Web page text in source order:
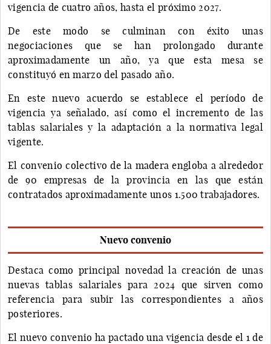
vigencia de cuatro años, hasta el próximo 2027.
De este modo se culminan con éxito unas
negociaciones que se han prolongado durante
aproximadamente un año, ya que esta mesa se
constituyó en marzo del pasado año.
En este nuevo acuerdo se establece el período de
vigencia ya señalado, así como el incremento de las
tablas salariales y la adaptación a la normativa legal
vigente.
El convenio colectivo de la madera engloba a alrededor
de 90 empresas de la provincia en las que están
contratados aproximadamente unos 1.500 trabajadores.
Nuevo convenio
Destaca como principal novedad la creación de unas
nuevas tablas salariales para 2024 que sirven como
referencia para subir las correspondientes a años
posteriores.
El nuevo convenio ha pactado una vigencia desde el 1 de